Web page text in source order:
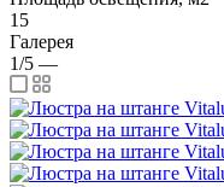
15
Галерея
1/5 —